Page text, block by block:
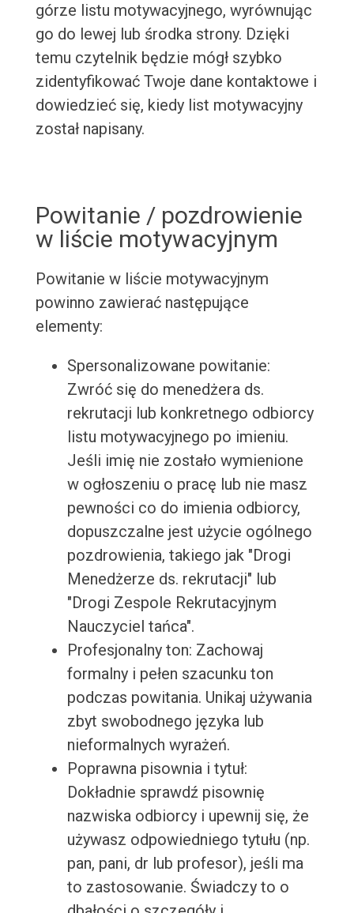
górze listu motywacyjnego, wyrównując
go do lewej lub środka strony. Dzięki
temu czytelnik będzie mógł szybko
zidentyfikować Twoje dane kontaktowe i
dowiedzieć się, kiedy list motywacyjny
został napisany.
Powitanie / pozdrowienie
w liście motywacyjnym
Powitanie w liście motywacyjnym
powinno zawierać następujące
elementy:
Spersonalizowane powitanie:
Zwróć się do menedżera ds.
rekrutacji lub konkretnego odbiorcy
listu motywacyjnego po imieniu.
Jeśli imię nie zostało wymienione
w ogłoszeniu o pracę lub nie masz
pewności co do imienia odbiorcy,
dopuszczalne jest użycie ogólnego
pozdrowienia, takiego jak "Drogi
Menedżerze ds. rekrutacji" lub
"Drogi Zespole Rekrutacyjnym
Nauczyciel tańca".
Profesjonalny ton: Zachowaj
formalny i pełen szacunku ton
podczas powitania. Unikaj używania
zbyt swobodnego języka lub
nieformalnych wyrażeń.
Poprawna pisownia i tytuł:
Dokładnie sprawdź pisownię
nazwiska odbiorcy i upewnij się, że
używasz odpowiedniego tytułu (np.
pan, pani, dr lub profesor), jeśli ma
to zastosowanie. Świadczy to o